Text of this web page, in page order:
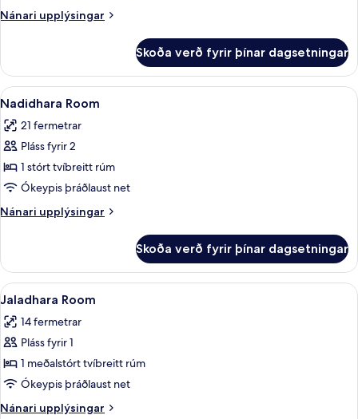
Nánari upplýsingar
Nánari
Room
Skoða verð fyrir þínar dagsetningar
Skoða
allar
myndir
fyrir
Nadidhara
Room
Rúmföt af bestu gerð, míníbar,
5
Nadidhara Room
21 fermetrar
Pláss fyrir 2
1 stórt tvíbreitt rúm
Ókeypis þráðlaust net
Nánari upplýsingar
Nánari
Room
Skoða verð fyrir þínar dagsetningar
Skoða
allar
myndir
fyrir
Jaladhara
Room
Rúmföt af bestu gerð, míníbar,
4
Jaladhara Room
14 fermetrar
Pláss fyrir 1
1 meðalstórt tvíbreitt rúm
Ókeypis þráðlaust net
Nánari upplýsingar
Nánari